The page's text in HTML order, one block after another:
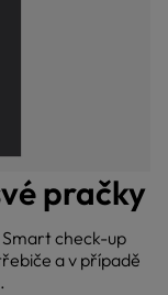
pračky
check-up
a v případě